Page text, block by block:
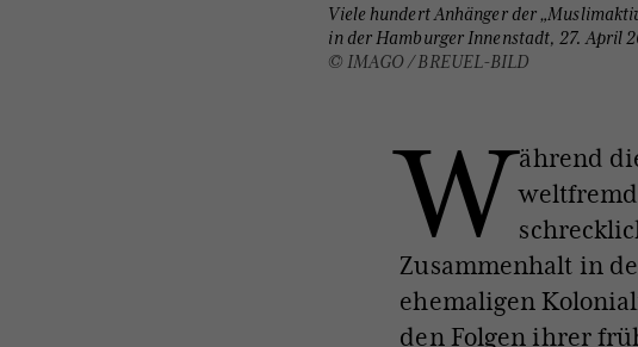
Viele hundert Anhänger der
in der Hamburger Innenstadt, 27. April
© IMAGO / BREUEL-BILD
W ährend
Zusammenhalt in
ehemaligen
den Folgen ihrer